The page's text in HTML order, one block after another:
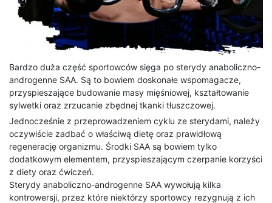
Bardzo duża część sportowców sięga po sterydy anaboliczno-
androgenne SAA. Są to bowiem doskonałe wspomagacze,
przyspieszające budowanie masy mięśniowej, kształtowanie
sylwetki oraz zrzucanie zbędnej tkanki tłuszczowej.
Jednocześnie z przeprowadzeniem cyklu ze sterydami, należy
oczywiście zadbać o właściwą dietę oraz prawidłową
regenerację organizmu. Środki SAA są bowiem tylko
dodatkowym elementem, przyspieszającym czerpanie korzyści
z diety oraz ćwiczeń.
Sterydy anaboliczno-androgenne SAA wywołują kilka
kontrowersji, przez które niektórzy sportowcy rezygnują z ich